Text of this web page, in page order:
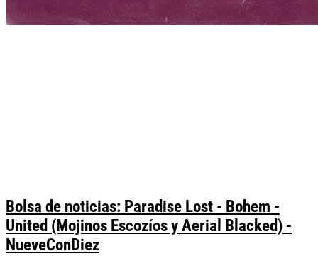
Bolsa de noticias: Paradise Lost - Bohem -
United (Mojinos Escozíos y Aerial Blacked) -
NueveConDiez